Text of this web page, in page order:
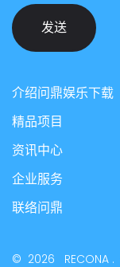
发送
介绍问鼎娱乐下载
精品项目
资讯中心
企业服务
联络问鼎
© 2026 RECONA .